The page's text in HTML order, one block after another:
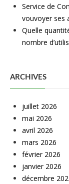
Service de
vouvoyer ses
Quelle
nombre
ARCHIVES
juillet 2026
mai 2026
avril 2026
mars 2026
février 2026
janvier 2026
décembre